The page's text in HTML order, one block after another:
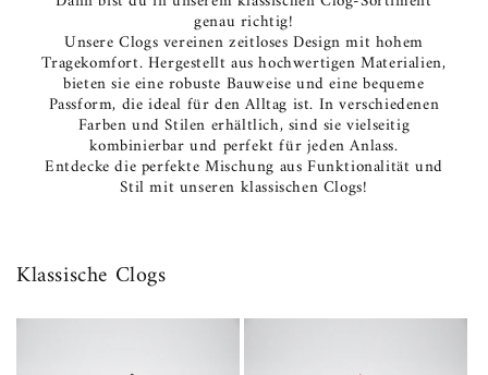
genau richtig!
Unsere Clogs vereinen zeitloses Design mit hohem
Tragekomfort. Hergestellt aus hochwertigen Materialien,
bieten sie eine robuste Bauweise und eine bequeme
Passform, die ideal für den Alltag ist. In verschiedenen
Farben und Stilen erhältlich, sind sie vielseitig
kombinierbar und perfekt für jeden Anlass.
Entdecke die perfekte Mischung aus Funktionalität und
Stil mit unseren klassischen Clogs!
Klassische Clogs